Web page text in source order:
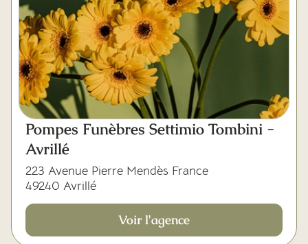
Pompes Funèbres Settimio Tombini -
Avrillé
223 Avenue Pierre Mendès France
49240 Avrillé
Voir l'agence